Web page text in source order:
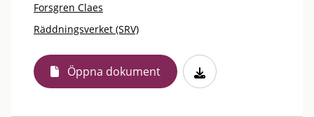
Forsgren Claes
Räddningsverket (SRV)
Öppna dokument